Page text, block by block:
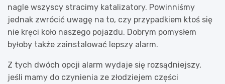
nagle wszyscy stracimy katalizatory. Powinniśmy
jednak zwrócić uwagę na to, czy przypadkiem ktoś się
nie kręci koło naszego pojazdu. Dobrym pomysłem
byłoby także zainstalować lepszy alarm.
Z tych dwóch opcji alarm wydaje się rozsądniejszy,
jeśli mamy do czynienia ze złodziejem części